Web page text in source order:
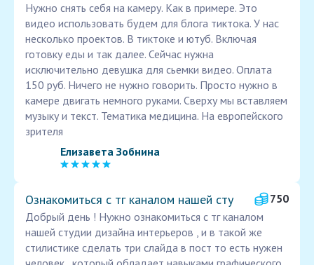
Нужно снять себя на камеру. Как в примере. Это
видео использовать будем для блога тиктока. У нас
несколько проектов. В тиктоке и ютуб. Включая
готовку еды и так далее. Сейчас нужна
исключительно девушка для сьемки видео. Оплата
150 руб. Ничего не нужно говорить. Просто нужно в
камере двигать немного руками. Сверху мы вставляем
музыку и текст. Тематика медицина. На европейского
зрителя
Елизавета Зобнина
Ознакомиться с тг каналом нашей сту
750
Добрый день ! Нужно ознакомиться с тг каналом
нашей студии дизайна интерьеров , и в такой же
стилистике сделать три слайда в пост то есть нужен